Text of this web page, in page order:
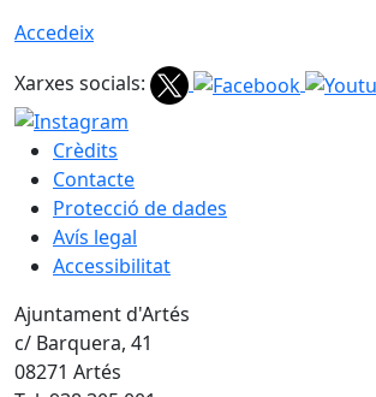
Accedeix
Xarxes socials:
Crèdits
Contacte
Protecció de dades
Avís legal
Accessibilitat
Ajuntament d'Artés
c/ Barquera, 41
08271 Artés